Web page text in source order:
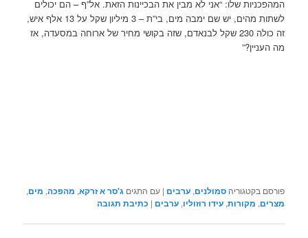
המהפכניות שלו: “אני לא מבין את הבכיינות הזאת. אל”ף – הם יכולים
לשתות מהים, יש שם ימבה מים, בי”ת – 3 מיליון שקל על 13 אלף איש,
זה כולה 230 שקל לבנאדם, שזה בקושי מחיר של ארוחה במסעדה, אז
מה העניין?”
פורסם בקטגוריה סמולנים,ערבים |עם התגים ג'סר א זרקא, מהפכה, מים,
מצרים, מקורות,עידו רוזוליו,ערבים | כתיבת תגובה